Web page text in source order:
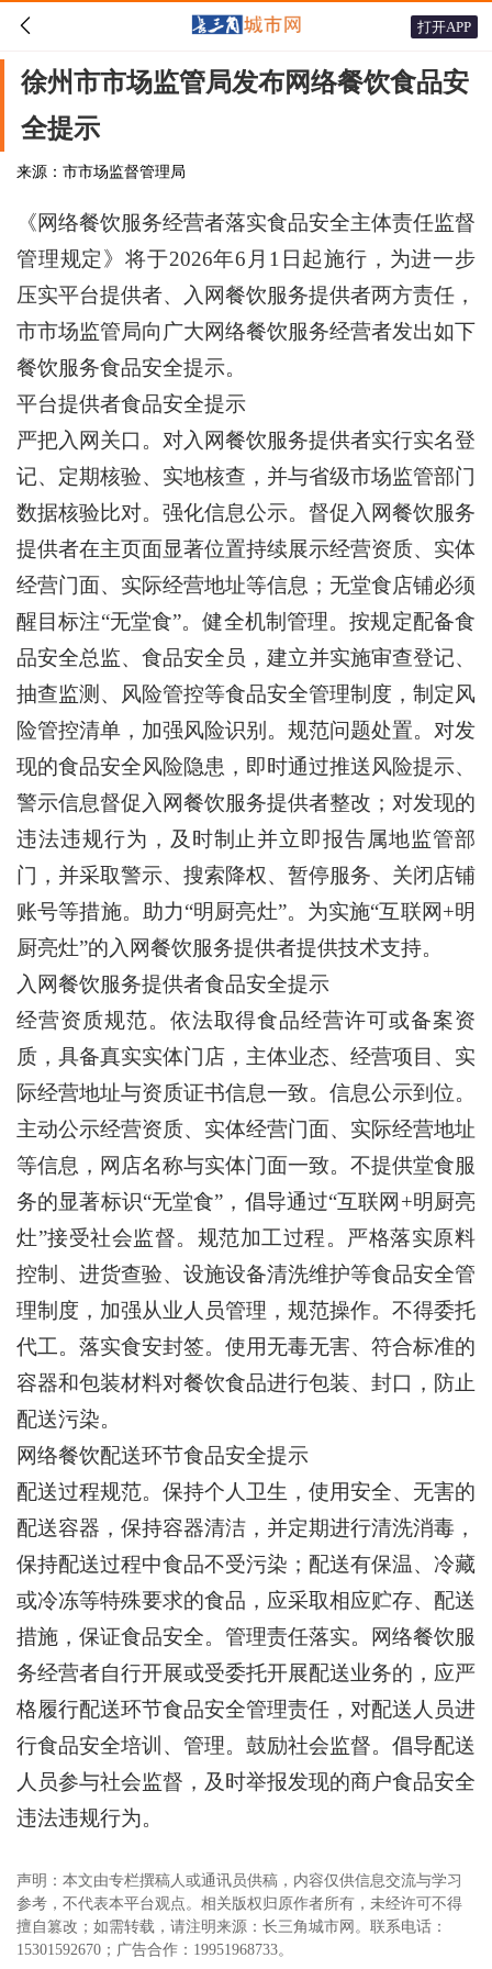
 打开APP
徐州市市场监管局发布网络餐饮食品安
全提示
来源：市市场监督管理局
《网络餐饮服务经营者落实食品安全主体责任监督
管理规定》将于2026年6月1日起施行，为进一步
压实平台提供者、入网餐饮服务提供者两方责任，
市市场监管局向广大网络餐饮服务经营者发出如下
餐饮服务食品安全提示。
平台提供者食品安全提示
严把入网关口。对入网餐饮服务提供者实行实名登
记、定期核验、实地核查，并与省级市场监管部门
数据核验比对。强化信息公示。督促入网餐饮服务
提供者在主页面显著位置持续展示经营资质、实体
经营门面、实际经营地址等信息；无堂食店铺必须
醒目标注“无堂食”。健全机制管理。按规定配备食
品安全总监、食品安全员，建立并实施审查登记、
抽查监测、风险管控等食品安全管理制度，制定风
险管控清单，加强风险识别。规范问题处置。对发
现的食品安全风险隐患，即时通过推送风险提示、
警示信息督促入网餐饮服务提供者整改；对发现的
违法违规行为，及时制止并立即报告属地监管部
门，并采取警示、搜索降权、暂停服务、关闭店铺
账号等措施。助力“明厨亮灶”。为实施“互联网+明
厨亮灶”的入网餐饮服务提供者提供技术支持。
入网餐饮服务提供者食品安全提示
经营资质规范。依法取得食品经营许可或备案资
质，具备真实实体门店，主体业态、经营项目、实
际经营地址与资质证书信息一致。信息公示到位。
主动公示经营资质、实体经营门面、实际经营地址
等信息，网店名称与实体门面一致。不提供堂食服
务的显著标识“无堂食”，倡导通过“互联网+明厨亮
灶”接受社会监督。规范加工过程。严格落实原料
控制、进货查验、设施设备清洗维护等食品安全管
理制度，加强从业人员管理，规范操作。不得委托
代工。落实食安封签。使用无毒无害、符合标准的
容器和包装材料对餐饮食品进行包装、封口，防止
配送污染。
网络餐饮配送环节食品安全提示
配送过程规范。保持个人卫生，使用安全、无害的
配送容器，保持容器清洁，并定期进行清洗消毒，
保持配送过程中食品不受污染；配送有保温、冷藏
或冷冻等特殊要求的食品，应采取相应贮存、配送
措施，保证食品安全。管理责任落实。网络餐饮服
务经营者自行开展或受委托开展配送业务的，应严
格履行配送环节食品安全管理责任，对配送人员进
行食品安全培训、管理。鼓励社会监督。倡导配送
人员参与社会监督，及时举报发现的商户食品安全
违法违规行为。
声明：本文由专栏撰稿人或通讯员供稿，内容仅供信息交流与学习
参考，不代表本平台观点。相关版权归原作者所有，未经许可不得
擅自篡改；如需转载，请注明来源：长三角城市网。联系电话：
15301592670；广告合作：19951968733。